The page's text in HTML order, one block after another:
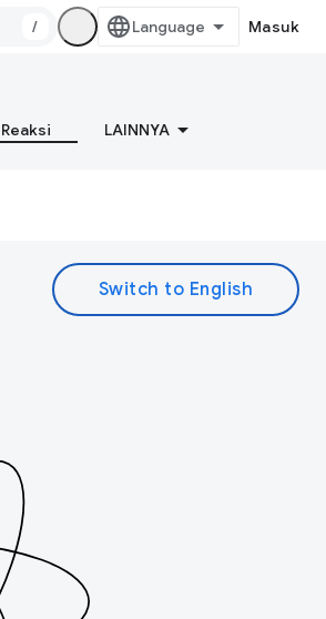
/ Masuk
Reaksi LAINNYA